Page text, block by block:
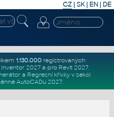
CZ | SK| EN | DE
1.130.000registrovaných
Inventor 2027a pro Revit 2027.
a Regresní křivkyv sekci
AutoCADu 2027.